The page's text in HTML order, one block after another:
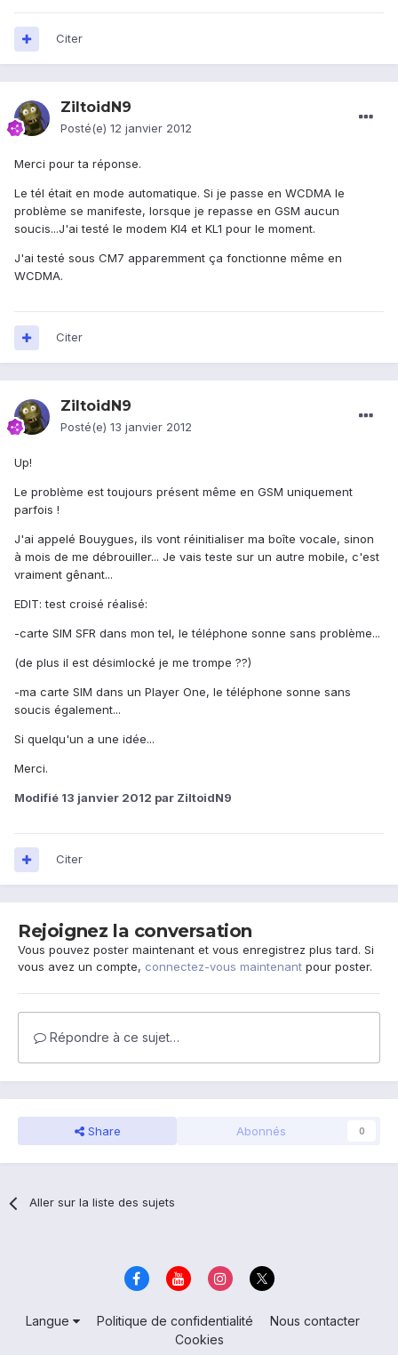
Citer
ZiltoidN9
Posté(e) 12 janvier 2012
Merci pour ta réponse.
Le tél était en mode automatique. Si je passe en WCDMA le
problème se manifeste, lorsque je repasse en GSM aucun
soucis...J'ai testé le modem KI4 et KL1 pour le moment.
J'ai testé sous CM7 apparemment ça fonctionne même en
WCDMA.
Citer
ZiltoidN9
Posté(e) 13 janvier 2012
Up!
Le problème est toujours présent même en GSM uniquement
parfois !
J'ai appelé Bouygues, ils vont réinitialiser ma boîte vocale, sinon
à mois de me débrouiller... Je vais teste sur un autre mobile, c'est
vraiment gênant...
EDIT: test croisé réalisé:
-carte SIM SFR dans mon tel, le téléphone sonne sans problème...
(de plus il est désimlocké je me trompe ??)
-ma carte SIM dans un Player One, le téléphone sonne sans
soucis également...
Si quelqu'un a une idée...
Merci.
Modifié 13 janvier 2012 par ZiltoidN9
Citer
Rejoignez la conversation
Vous pouvez poster maintenant et vous enregistrez plus tard. Si
vous avez un compte, connectez-vous maintenant pour poster.
Répondre à ce sujet…
Share Abonnés 0
Aller sur la liste des sujets
Langue Politique de confidentialité
Nous contacter
Cookies